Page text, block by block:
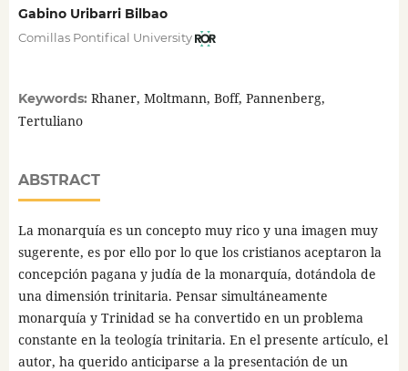
Gabino Uribarri Bilbao
Comillas Pontifical University
Keywords: Rhaner, Moltmann, Boff, Pannenberg,
Tertuliano
ABSTRACT
La monarquía es un concepto muy rico y una imagen muy
sugerente, es por ello por lo que los cristianos aceptaron la
concepción pagana y judía de la monarquía, dotándola de
una dimensión trinitaria. Pensar simultáneamente
monarquía y Trinidad se ha convertido en un problema
constante en la teología trinitaria. En el presente artículo, el
autor, ha querido anticiparse a la presentación de un